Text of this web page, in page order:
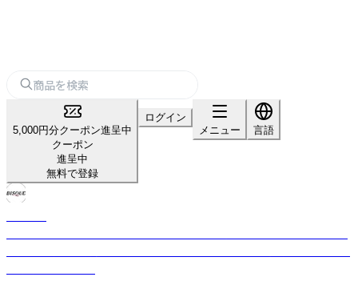
5,000円分クーポン進呈中
クーポン
進呈中
無料で登録
ログイン
メニュー
言語